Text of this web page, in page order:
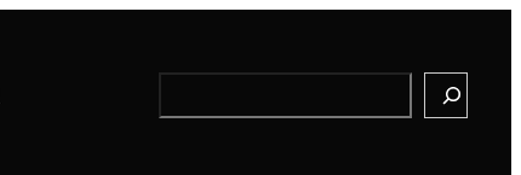
Search